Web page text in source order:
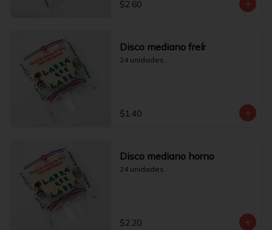
$2.60
Disco mediano freír
24 unidades.
$1.40
Disco mediano horno
24 unidades.
$2.20